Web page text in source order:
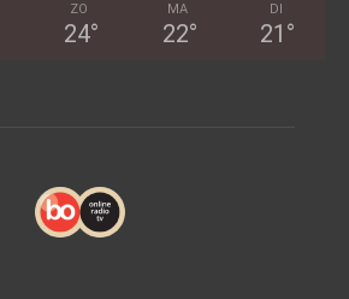
ZO
24°
MA
22°
DI
21 °